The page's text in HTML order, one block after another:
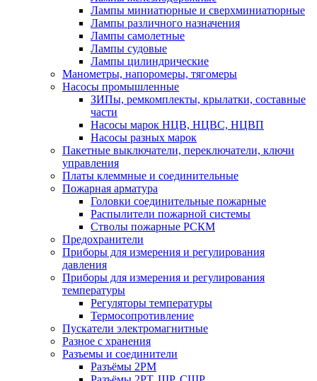
Лампы миниатюрные и сверхминиатюрные
Лампы различного назначения
Лампы самолетные
Лампы судовые
Лампы цилиндрические
Манометры, напоромеры, тягомеры
Насосы промышленные
ЗИПы, ремкомплекты, крылатки, составные
части
Насосы марок НЦВ, НЦВС, НЦВП
Насосы разных марок
Пакетные выключатели, переключатели, ключи
управления
Платы клеммные и соединительные
Пожарная арматура
Головки соединительные пожарные
Распылители пожарной системы
Стволы пожарные РСКМ
Предохранители
Приборы для измерения и регулирования
давления
Приборы для измерения и регулирования
температуры
Регуляторы температуры
Термосопротивление
Пускатели электромагнитные
Разное с хранения
Разъемы и соединители
Разъёмы 2РМ